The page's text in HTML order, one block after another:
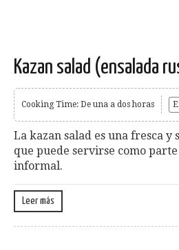
Kazan salad (ensalada
Cooking Time: De una a dos horas
La kazan salad es una fresca y
que puede servirse como
informal.
Leer más